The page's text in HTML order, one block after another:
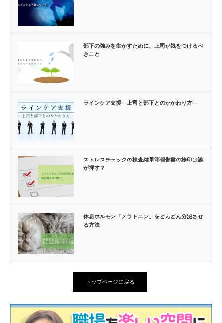
部下の強みを生かすために、上司が気をつけるべ
きこと
ラインケア支援―上司と部下とのかかわり方―
ストレスチェックの検査結果等報告書の捺印は誰
が押す？
休息ホルモン「メラトニン」をどんどん分泌させ
る方法
トップページに戻る